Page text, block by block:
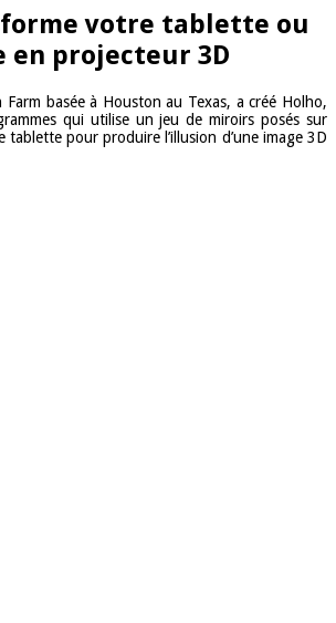
votre tablette ou
en projecteur 3D
Farm basée à Houston au Texas, a créé Holho,
qui utilise un jeu de miroirs posés sur
tablette pour produire l’illusion d’une image 3D